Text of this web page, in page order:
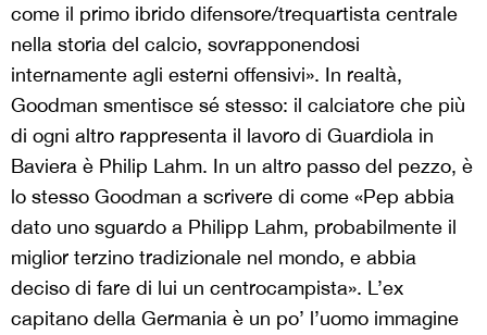
come il primo ibrido difensore/trequartista centrale
nella storia del calcio, sovrapponendosi
internamente agli esterni offensivi». In realtà,
Goodman smentisce sé stesso: il calciatore che più
di ogni altro rappresenta il lavoro di Guardiola in
Baviera è Philip Lahm. In un altro passo del pezzo, è
lo stesso Goodman a scrivere di come «Pep abbia
dato uno sguardo a Philipp Lahm, probabilmente il
miglior terzino tradizionale nel mondo, e abbia
deciso di fare di lui un centrocampista». L’ex
capitano della Germania è un po’ l’uomo immagine